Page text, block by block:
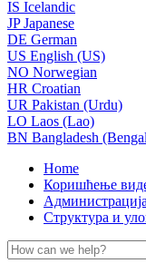
IS Icelandic
JPJapanese
DE German
US English (US)
NO Norwegian
HR Croatian
UR Pakistan (Urdu)
LO Laos (Lao)
BN Bangladesh
Home
Коришћење
Администрација
Структура и